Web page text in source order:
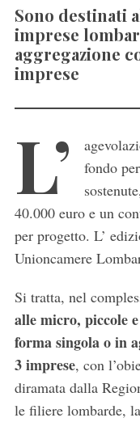
Sono destinati
imprese
aggregazione
imprese
L’
fondo
40.000 euro e un
per progetto. L’
Unioncamere
Si tratta, nel
alle micro, piccole
forma singola o in
3 imprese, con
diramata dalla
le filiere lombarde,